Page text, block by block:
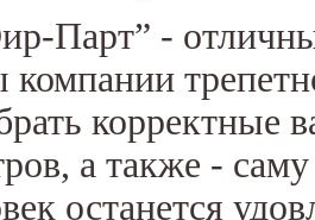
Парт” -
корректные
а также -
останется